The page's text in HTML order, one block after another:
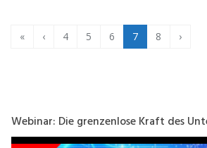
« ‹ 4 5 6 7 8 ›
Webinar: Die grenzenlose Kraft des